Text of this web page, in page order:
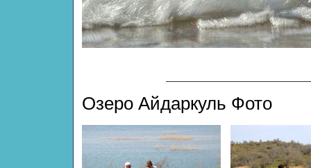
Озеро Айдаркуль Фото